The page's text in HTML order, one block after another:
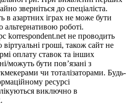
зверніться до спеціаліста.
в азартних іграх не може бути
альтернативою роботі.
korrespondent.net не проводить
віртуальні гроші, також сайт не
оплату ставок та інших
можуть бути пов’язані з
чи тоталізаторами. Будь-
ресурсі
виключно в